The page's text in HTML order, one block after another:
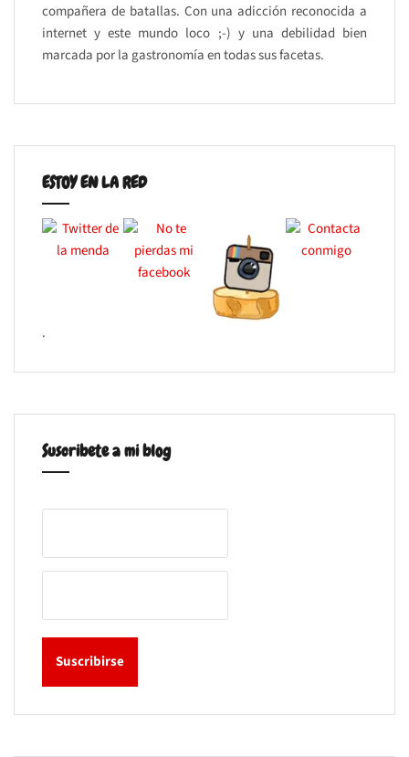
compañera de batallas. Con una adicción reconocida a
internet y este mundo loco ;-) y una debilidad bien
marcada por la gastronomía en todas sus facetas.
ESTOY EN LA RED
.
Suscribete a mi blog